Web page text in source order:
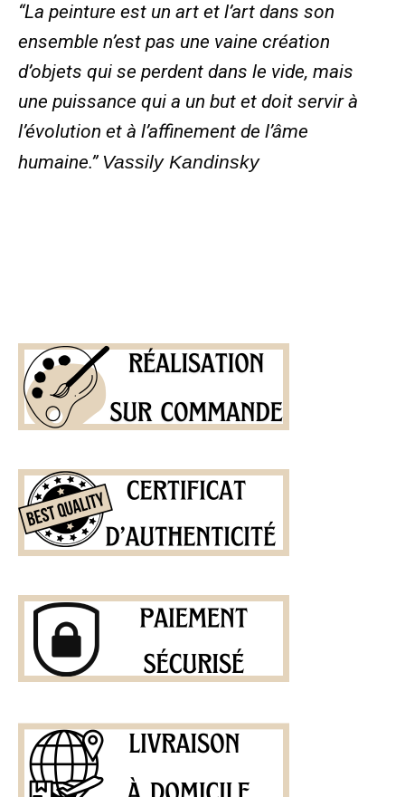
“La peinture est un art et l’art dans son
ensemble n’est pas une vaine création
d’objets qui se perdent dans le vide, mais
une puissance qui a un but et doit servir à
l’évolution et à l’affinement de l’âme
humaine.” Vassily Kandinsky